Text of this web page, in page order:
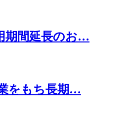
期間延長のお…
をもち長期…